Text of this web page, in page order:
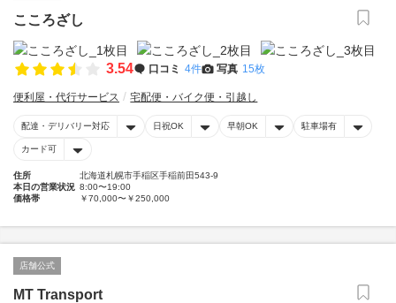
こころざし
3.54 口コミ 4件 写真 15枚
便利屋・代行サービス 宅配便・バイク便・引越し
配達・デリバリー対応 日祝OK 早朝OK 駐車場有
カード可
住所
北海道札幌市手稲区手稲前田543-9
本日の営業状況 8:00〜19:00
価格帯
￥70,000〜￥250,000
店舗公式
MT Transport